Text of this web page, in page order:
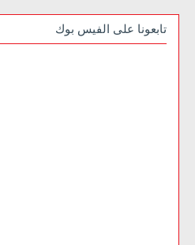
تابعونا على الفيس بوك